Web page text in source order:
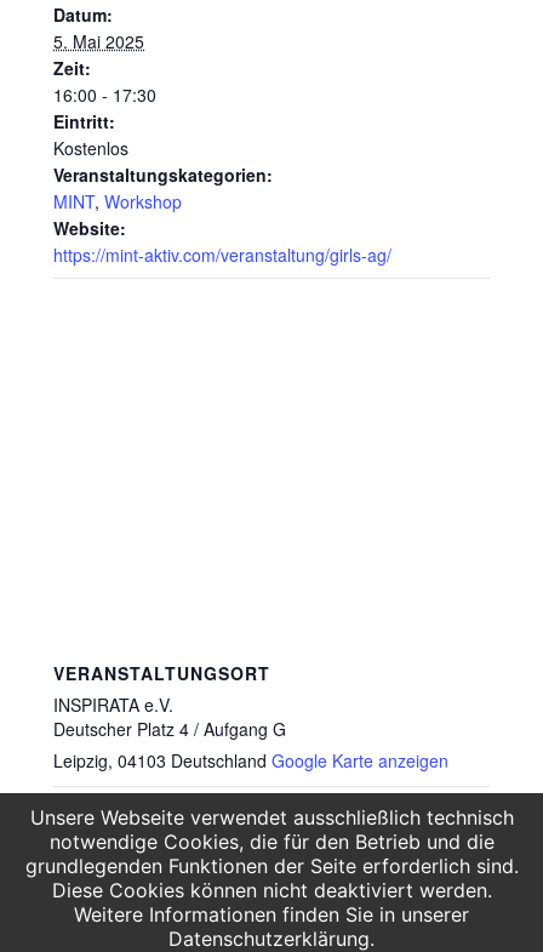
Datum:
5. Mai 2025
Zeit:
16:00 - 17:30
Eintritt:
Kostenlos
Veranstaltungskategorien:
MINT, Workshop
Website:
https://mint-aktiv.com/veranstaltung/girls-ag/
VERANSTALTUNGSORT
INSPIRATA e.V.
Deutscher Platz 4 / Aufgang G
Leipzig, 04103 Deutschland Google Karte anzeigen
AG – 3D Design und 3D Druck
mit Blender
AG Scratch – Spielerisch
coden lernen!
Unsere Webseite verwendet ausschließlich technisch
notwendige Cookies, die für den Betrieb und die
grundlegenden Funktionen der Seite erforderlich sind.
Diese Cookies können nicht deaktiviert werden.
Weitere Informationen finden Sie in unserer
Datenschutzerklärung.